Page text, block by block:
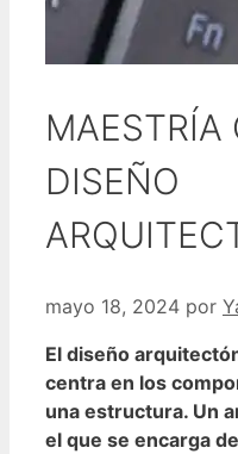
MAESTRÍA
DISEÑO
mayo 18, 2024 por
El diseño
centra en los
una estructura. Un
el que se encarga